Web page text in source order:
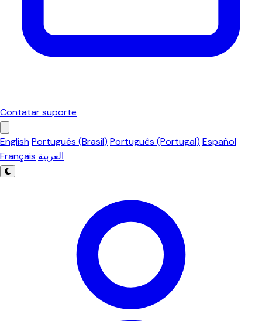
Contatar suporte
EnglishPortuguês (Brasil) Português (Portugal) Español
Français العربية